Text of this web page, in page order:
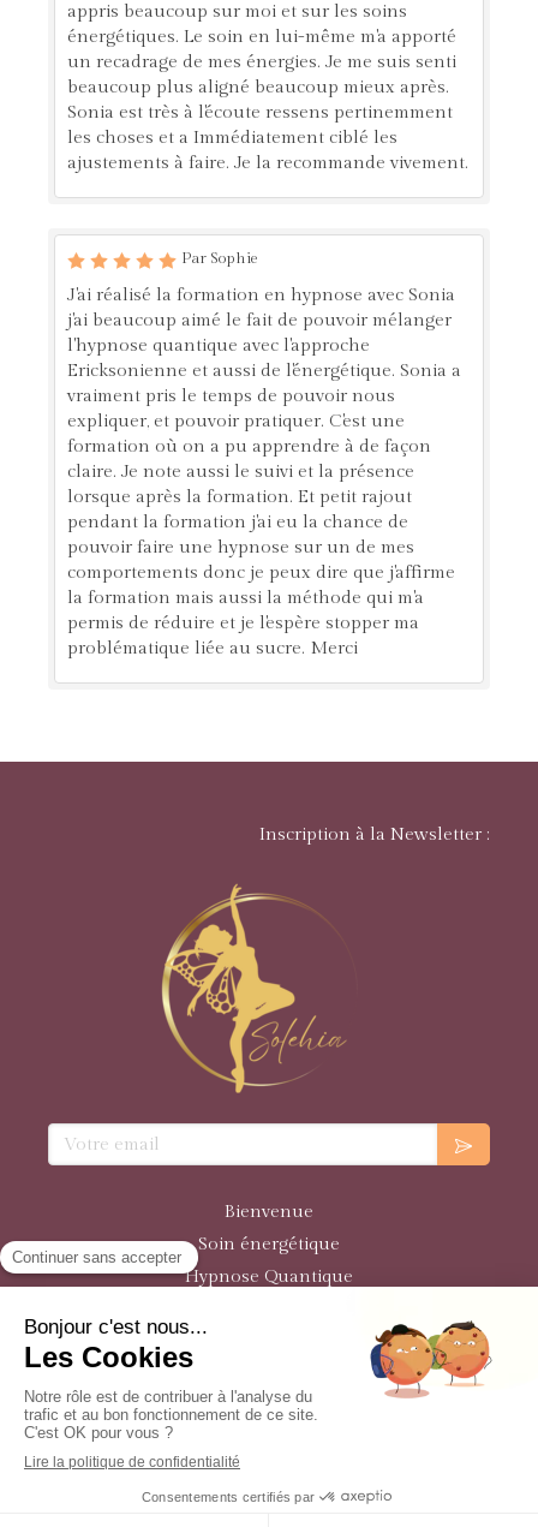
appris beaucoup sur moi et sur les soins
énergétiques. Le soin en lui-même m'a apporté
un recadrage de mes énergies. Je me suis senti
beaucoup plus aligné beaucoup mieux après.
Sonia est très à l'écoute ressens pertinemment
les choses et a Immédiatement ciblé les
ajustements à faire. Je la recommande vivement.
Par Sophie
J'ai réalisé la formation en hypnose avec Sonia
j'ai beaucoup aimé le fait de pouvoir mélanger
l'hypnose quantique avec l'approche
Ericksonienne et aussi de l'énergétique. Sonia a
vraiment pris le temps de pouvoir nous
expliquer, et pouvoir pratiquer. C'est une
formation où on a pu apprendre à de façon
claire. Je note aussi le suivi et la présence
lorsque après la formation. Et petit rajout
pendant la formation j'ai eu la chance de
pouvoir faire une hypnose sur un de mes
comportements donc je peux dire que j'affirme
la formation mais aussi la méthode qui m'a
permis de réduire et je l'espère stopper ma
problématique liée au sucre. Merci
Inscription à la Newsletter :
Votre email
Bienvenue
Soin énergétique
Hypnose Quantique
Mentions légales